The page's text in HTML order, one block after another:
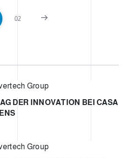
02
Group
DER INNOVATION BEI CASA
Group